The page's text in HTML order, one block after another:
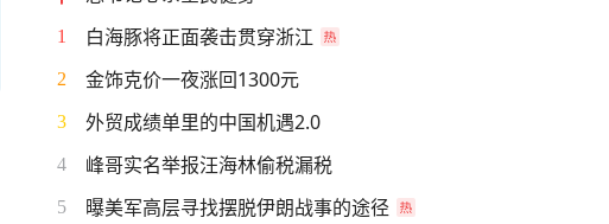
1 白海豚将正面袭击贯穿浙江
2 金饰克价一夜涨回1300元
3 外贸成绩单里的中国机遇2.0
4 峰哥实名举报汪海林偷税漏税
5 曝美军高层寻找摆脱伊朗战事的途径